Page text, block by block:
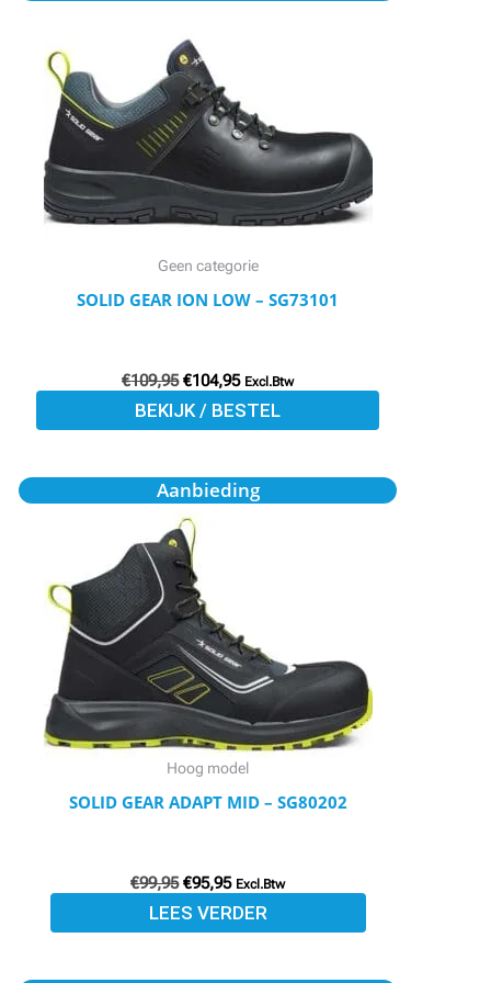
Geen categorie
SOLID GEAR ION LOW – SG73101
€109,95
€109,95.
€104,95 Excl.Btw
BEKIJK / BESTEL
meerdere
variaties.
Deze
optie
kan
gekozen
worden
Aanbieding
Hoog model
SOLID GEAR ADAPT MID – SG80202
€99,95
Oorspronkelijke
prijs
was:
€99,95.
€95,95
Huidige
prijs
Excl.Btw
LEES VERDER